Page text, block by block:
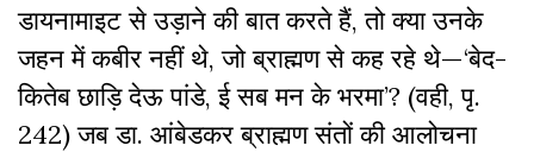
डायनामाइट से उड़ाने की बात करते हैं, तो क्या उनके
जहन में कबीर नहीं थे, जो ब्राह्मण से कह रहे थे—‘बेद-
कितेब छाड़ि देऊ पांडे, ई सब मन के भरमा’? (वही, पृ.
242) जब डा. आंबेडकर ब्राह्मण संतों की आलोचना